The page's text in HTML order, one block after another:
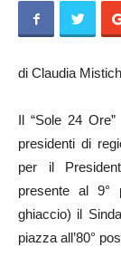
di Claudia
Il “Sole 24
presidenti di
per il
presente al 9°
ghiaccio) il
piazza all’80°